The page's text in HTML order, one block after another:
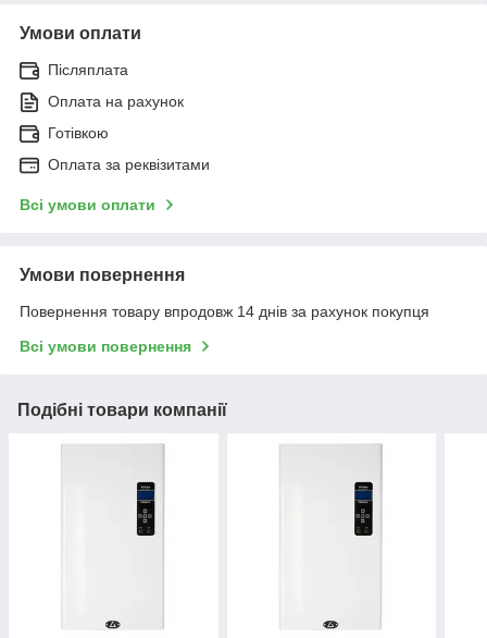
3
4
перевізником "Нова пошта".
вказаними номерами телефонів
Зворотний зв'язок від наших
Відправка товару або самовивіз з
Умови оплати
Післяплата
Оплата на рахунок
Готівкою
Оплата за реквізитами
Всі умови оплати
Умови повернення
Повернення товару впродовж 14 днів за рахунок покупця
Всі умови повернення
Подібні товари компанії